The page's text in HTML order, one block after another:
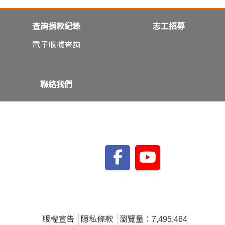
查詢捐款紀錄
電子收據查詢
志工招募
聯絡我們
版權宣告 隱私條款 瀏覽量：7,495,464